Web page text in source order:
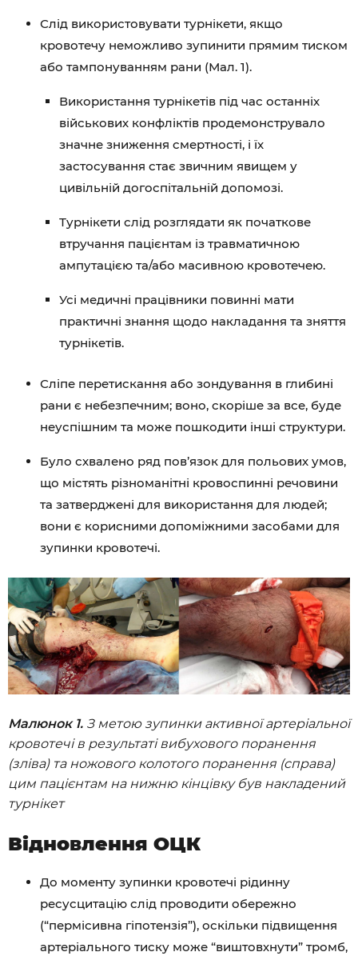
Слід використовувати турнікети, якщо
кровотечу неможливо зупинити прямим тиском
або тампонуванням рани (Мал. 1).
Використання турнікетів під час останніх
військових конфліктів продемонструвало
значне зниження смертності, і їх
застосування стає звичним явищем у
цивільній догоспітальній допомозі.
Турнікети слід розглядати як початкове
втручання пацієнтам із травматичною
ампутацією та/або масивною кровотечею.
Усі медичні працівники повинні мати
практичні знання щодо накладання та зняття
турнікетів.
Сліпе перетискання або зондування в глибині
рани є небезпечним; воно, скоріше за все, буде
неуспішним та може пошкодити інші структури.
Було схвалено ряд пов’язок для польових умов,
що містять різноманітні кровоспинні речовини
та затверджені для використання для людей;
вони є корисними допоміжними засобами для
зупинки кровотечі.
Малюнок 1. З метою зупинки активної артеріальної
кровотечі в результаті вибухового поранення
(зліва) та ножового колотого поранення (справа)
цим пацієнтам на нижню кінцівку був накладений
турнікет
Відновлення ОЦК
До моменту зупинки кровотечі рідинну
ресусцитацію слід проводити обережно
(“пермісивна гіпотензія”), оскільки підвищення
артеріального тиску може “виштовхнути” тромб,